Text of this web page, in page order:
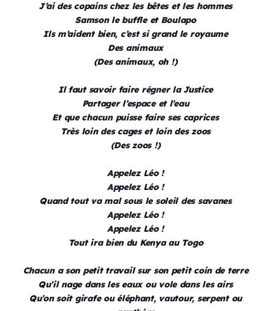
J’ai des copains chez les bêtes et les hommes
Samson le buffle et Boulapo
Ils m’aident bien, c’est si grand le royaume
Des animaux
(Des animaux, oh !)
Il faut savoir faire régner la Justice
Partager l’espace et l’eau
Et que chacun puisse faire ses caprices
Très loin des cages et loin des zoos
(Des zoos !)
Appelez Léo !
Appelez Léo !
Quand tout va mal sous le soleil des savanes
Appelez Léo !
Appelez Léo !
Tout ira bien du Kenya au Togo
Chacun a son petit travail sur son petit coin de terre
Qu’il nage dans les eaux ou vole dans les airs
Qu’on soit girafe ou éléphant, vautour, serpent ou